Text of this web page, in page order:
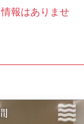
報はありませ